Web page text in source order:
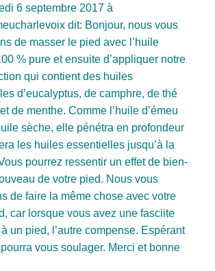
6 septembre 2017 à
dit: Bonjour, nous vous
de masser le pied avec l’huile
% pure et ensuite d’appliquer notre
qui contient des huiles
d’eucalyptus, de camphre, de thé
de menthe. Comme l’huile d’émeu
sèche, elle pénétra en profondeur
les huiles essentielles jusqu’à la
pourrez ressentir un effet de bien-
de votre pied. Nous vous
de faire la même chose avec votre
car lorsque vous avez une fasciite
un pied, l’autre compense. Espérant
vous soulager. Merci et bonne